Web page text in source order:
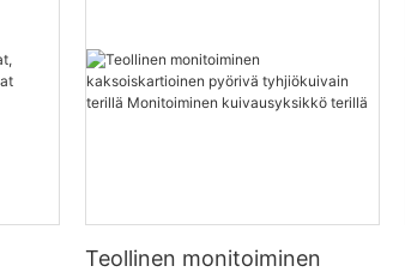
Teollinen monitoiminen